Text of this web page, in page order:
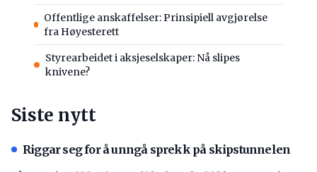
Offentlige anskaffelser: Prinsipiell avgjørelse
fra Høyesterett
Styrearbeidet i aksjeselskaper: Nå slipes
knivene?
Siste nytt
Riggar seg for å unngå sprekk på skipstunnelen